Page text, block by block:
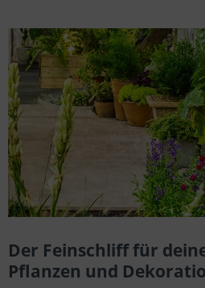
Der Feinschliff für
Pflanzen und